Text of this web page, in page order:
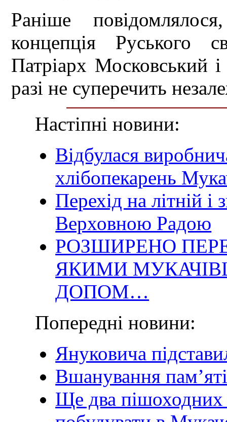
Раніше
концепція Руського
Патріарх Московський
разі не суперечить
Настіпні новини:
Відбулася
хлібопекарень
Перехід на літній і
Верховною Радою
РОЗШИРЕНО
ЯКИМИ
ДОПОМ…
Попередні новини:
Януковича
Вшанування
Ще два